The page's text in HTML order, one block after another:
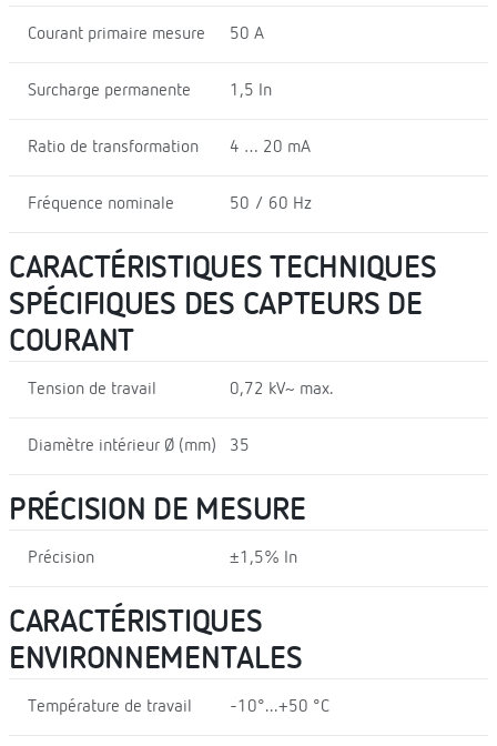
Courant primaire mesure 50 A
Surcharge permanente 1,5 In
Ratio de transformation 4 … 20 mA
Fréquence nominale 50 / 60 Hz
CARACTÉRISTIQUES TECHNIQUES
SPÉCIFIQUES DES CAPTEURS DE
COURANT
Tension de travail 0,72 kV~ max.
Diamètre intérieur Ø (mm) 35
PRÉCISION DE MESURE
Précision ±1,5% In
CARACTÉRISTIQUES
ENVIRONNEMENTALES
Température de travail -10°...+50 °C